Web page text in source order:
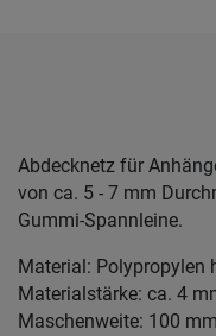
Abdecknetz für
von ca. 5 - 7 mm
Gummi-Spannleine.
Material: Polypropylen
Materialstärke: ca. 4
Maschenweite: 100 mm